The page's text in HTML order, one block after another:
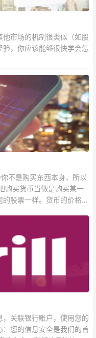
市场的机制很类似（如股
，你应该能够很快学会怎
不是购买东西本身，所以
购买货币当做是购买某一
股票一样。货币的价格直
关联银行账户，使用您的
您的信息安全是我们的首